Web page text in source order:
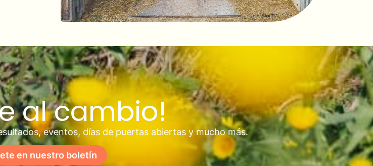
al cambio!
eventos, días de puertas abiertas y mucho más.
en nuestro boletín